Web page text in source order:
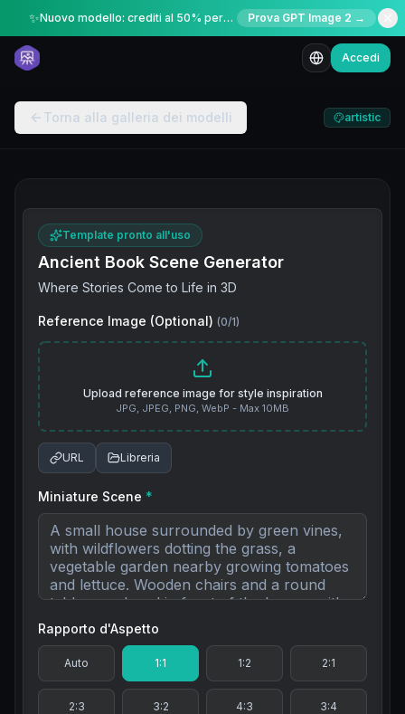
✨ Nuovo modello: crediti al 50% per un periodo limitato Prova GPT Image 2 →
Accedi
Torna alla galleria dei modelli artistic
Template pronto all'uso
Ancient Book Scene Generator
Where Stories Come to Life in 3D
Reference Image (Optional) (0/1)
Upload reference image for style inspiration
JPG, JPEG, PNG, WebP - Max 10MB
URL Libreria
Miniature Scene *
Rapporto d'Aspetto
Auto 1:1 1:2 2:1
2:3 3:2 4:3 3:4